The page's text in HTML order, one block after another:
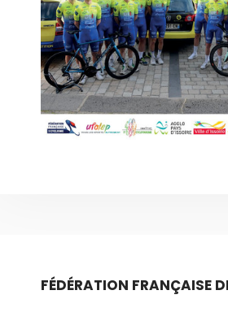
FÉDÉRATION FRANÇAISE